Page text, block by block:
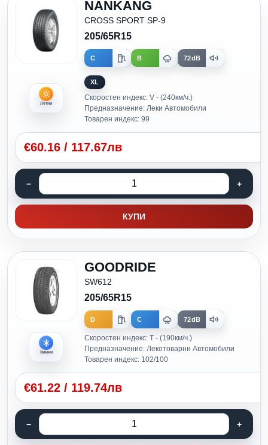
Летни
NANKANG
CROSS SPORT SP-9
205/65R15
C B 72dB
XL
Скоростен индекс: V - (240км/ч.)
Предназначение: Леки Автомобили
Товарен индекс: 99
€60.16 / 117.67лв
КУПИ
Зимни
GOODRIDE
SW612
205/65R15
D C 72dB
Скоростен индекс: T - (190км/ч.)
Предназначение: Лекотоварни Автомобили
Товарен индекс: 102/100
€61.22 / 119.74лв